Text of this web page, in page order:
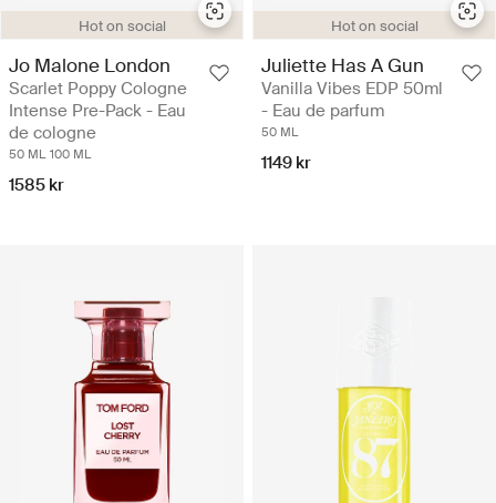
Hot on social
Jo Malone London
Scarlet Poppy Cologne
Intense Pre-Pack - Eau
de cologne
50 ML 100 ML
1585 kr
Hot on social
Juliette Has A Gun
Vanilla Vibes EDP 50ml
- Eau de parfum
50 ML
1149 kr